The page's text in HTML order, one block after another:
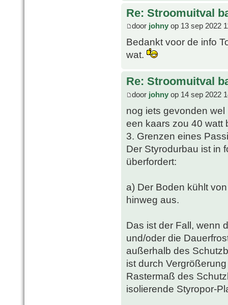
Re: Stroomuitval
door johny op 13 sep 2022
Bedankt voor de info
wat.
Re: Stroomuitval
door johny op 14 sep 2022
nog iets gevonden wel
een kaars zou 40 watt
3. Grenzen eines
Der Styrodurbau ist in
überfordert:
a) Der Boden kühlt
hinweg aus.
Das ist der Fall, wenn
und/oder die
außerhalb des
ist durch
Rastermaß des
isolierende Styropor-